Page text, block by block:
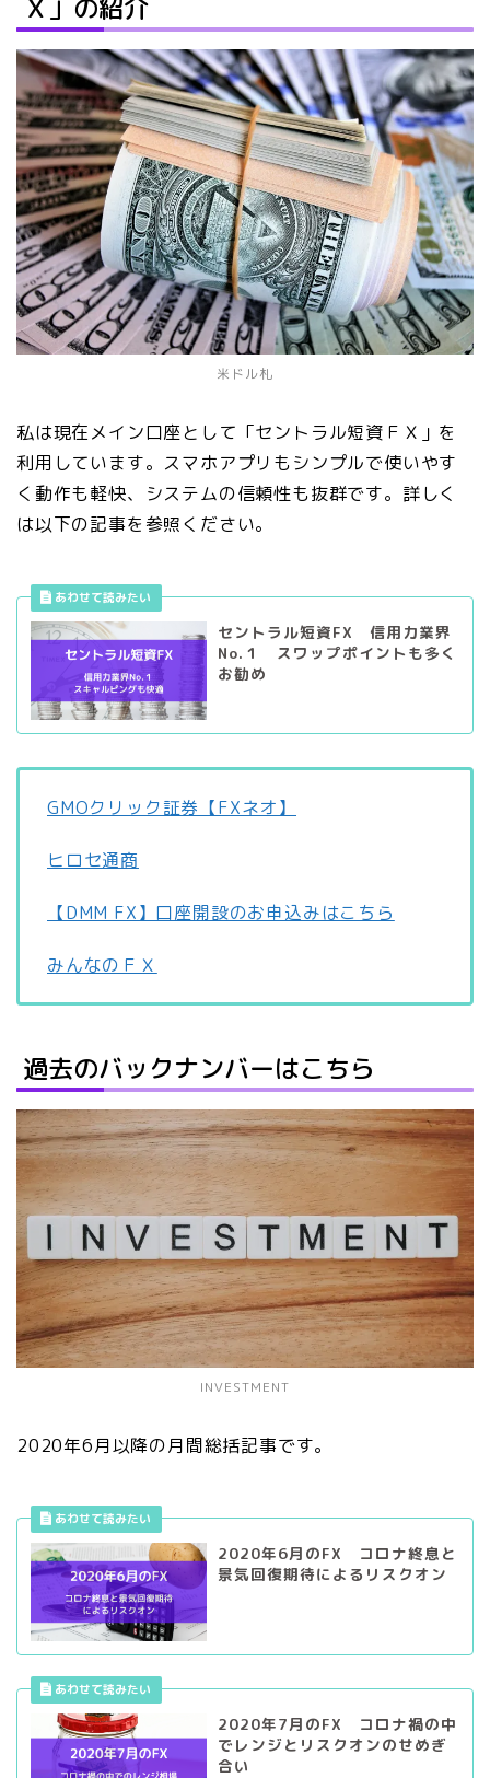
Ｘ」の紹介
米ドル札
私は現在メイン口座として「セントラル短資ＦＸ」を
利用しています。スマホアプリもシンプルで使いやす
く動作も軽快、システムの信頼性も抜群です。詳しく
は以下の記事を参照ください。
セントラル短資FX 信用力業界
No.１ スワップポイントも多く
お勧め
GMOクリック証券【FXネオ】
ヒロセ通商
【DMM FX】口座開設のお申込みはこちら
みんなのＦＸ
過去のバックナンバーはこちら
INVESTMENT
2020年6月以降の月間総括記事です。
2020年6月のFX コロナ終息と
景気回復期待によるリスクオン
2020年7月のFX コロナ禍の中
でレンジとリスクオンのせめぎ
合い